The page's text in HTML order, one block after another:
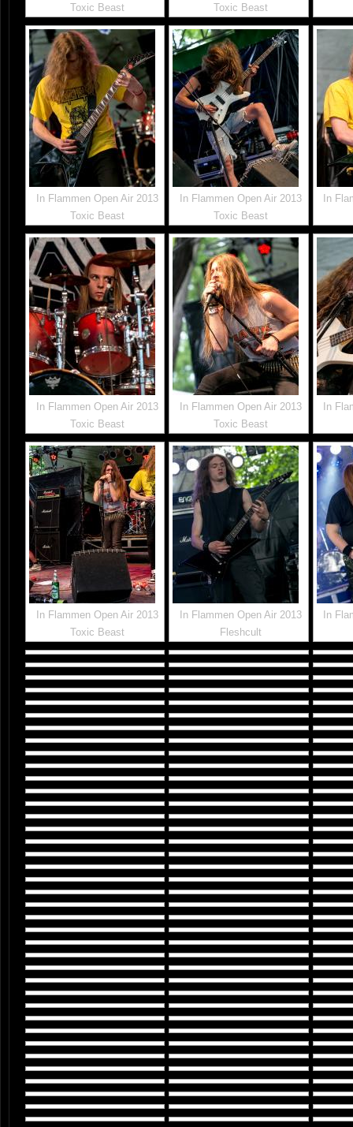
Toxic Beast
Toxic Beast
In Flammen Open Air 2013
Toxic Beast
In Flammen Open Air 2013
Toxic Beast
In
In Flammen Open Air 2013
Toxic Beast
In Flammen Open Air 2013
Toxic Beast
In
In Flammen Open Air 2013
Toxic Beast
In Flammen Open Air 2013
Fleshcult
In